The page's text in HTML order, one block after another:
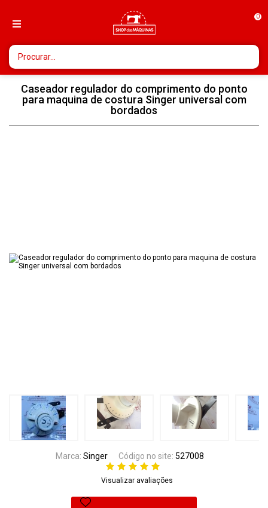
0
Caseador regulador do comprimento do ponto
para maquina de costura Singer universal com
bordados
Marca: Singer Código no site: 527008
Visualizar avaliações